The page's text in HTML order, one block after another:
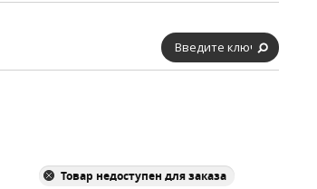
Товар недоступен для заказа